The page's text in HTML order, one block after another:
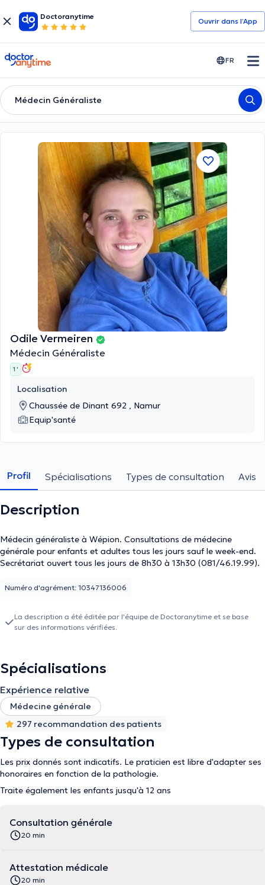
Doctoranytime
Ouvrir dans l’App
doctoranytime FR
Médecin Généraliste
Odile Vermeiren
Médecin Généraliste
1 '
Localisation
Chaussée de Dinant 692 , Namur
Equip'santé
Profil Spécialisations Types de consultation Avis
Description
Médecin généraliste à Wépion. Consultations de médecine
générale pour enfants et adultes tous les jours sauf le week-end.
Secrétariat ouvert tous les jours de 8h30 à 13h30 (081/46.19.99).
Numéro d'agrément: 10347136006
La description a été éditée par l'équipe de Doctoranytime et se base
sur des informations vérifiées.
Spécialisations
Expérience relative
Médecine générale
297 recommandation des patients
Types de consultation
Les prix donnés sont indicatifs. Le praticien est libre d'adapter ses
honoraires en fonction de la pathologie.
Traite également les enfants jusqu'à 12 ans
Consultation générale
20 min
Attestation médicale
20 min